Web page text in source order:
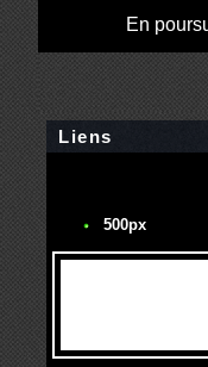
En
Liens
500px